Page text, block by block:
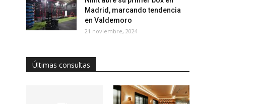
Madrid, marcando tendencia
en Valdemoro
21 noviembre, 2024
Últimas consultas